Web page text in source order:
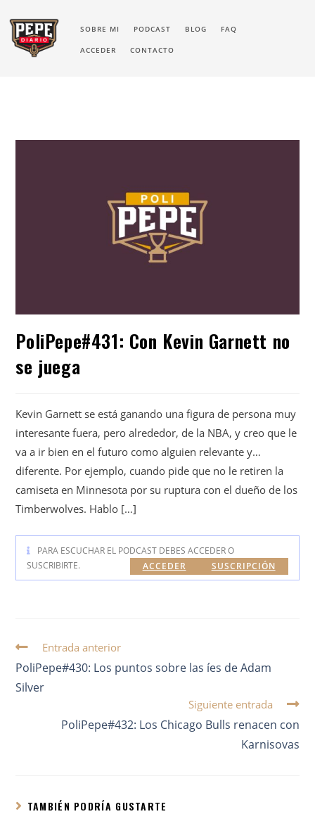
SOBRE MI PODCAST BLOG FAQ
ACCEDER CONTACTO
PoliPepe#431: Con Kevin Garnett no
se juega
Kevin Garnett se está ganando una figura de persona muy
interesante fuera, pero alrededor, de la NBA, y creo que le
va a ir bien en el futuro como alguien relevante y…
diferente. Por ejemplo, cuando pide que no le retiren la
camiseta en Minnesota por su ruptura con el dueño de los
Timberwolves. Hablo […]
PARA ESCUCHAR EL PODCAST DEBES ACCEDER O
SUSCRIBIRTE.
SUSCRIPCIÓN
ACCEDER
Entrada anterior
PoliPepe#430: Los puntos sobre las íes de Adam
Silver
Siguiente entrada
PoliPepe#432: Los Chicago Bulls renacen con
Karnisovas
TAMBIÉN PODRÍA GUSTARTE